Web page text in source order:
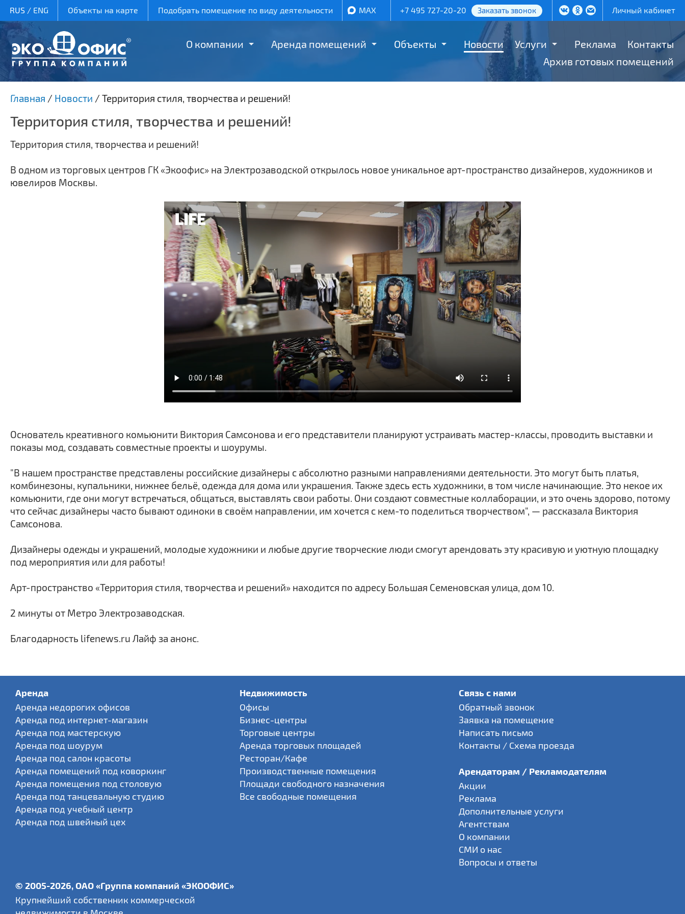
RUS/ ENG Объекты на карте Подобрать помещение по виду деятельности MAX +7 495 727-20-20 Заказать звонок Личный кабинет
О компании Аренда помещений Объекты Новости Услуги Реклама
Контакты
Архив готовых помещений
Главная / Новости / Территория стиля, творчества и решений!
Территория стиля, творчества и решений!
Территория стиля, творчества и решений!
В одном из торговых центров ГК «Экоофис» на Электрозаводской открылось новое уникальное арт-пространство дизайнеров, художников и
ювелиров Москвы.
Основатель креативного комьюнити Виктория Самсонова и его представители планируют устраивать мастер-классы, проводить выставки и
показы мод, создавать совместные проекты и шоурумы.
"В нашем пространстве представлены российские дизайнеры с абсолютно разными направлениями деятельности. Это могут быть платья,
комбинезоны, купальники, нижнее бельё, одежда для дома или украшения. Также здесь есть художники, в том числе начинающие. Это некое их
комьюнити, где они могут встречаться, общаться, выставлять свои работы. Они создают совместные коллаборации, и это очень здорово, потому
что сейчас дизайнеры часто бывают одиноки в своём направлении, им хочется с кем-то поделиться творчеством", — рассказала Виктория
Самсонова.
Дизайнеры одежды и украшений, молодые художники и любые другие творческие люди смогут арендовать эту красивую и уютную площадку
под мероприятия или для работы!
Арт-пространство «Территория стиля, творчества и решений» находится по адресу Большая Семеновская улица, дом 10.
2 минуты от Метро Электрозаводская.
Благодарность lifenews.ru Лайф за анонс.
Аренда
Аренда недорогих офисов
Аренда под интернет-магазин
Аренда под мастерскую
Аренда под шоурум
Аренда под салон красоты
Аренда помещений под коворкинг
Аренда помещения под столовую
Аренда под танцевальную студию
Аренда под учебный центр
Аренда под швейный цех
Недвижимость
Офисы
Бизнес-центры
Торговые центры
Аренда торговых площадей
Ресторан/Кафе
Производственные помещения
Площади свободного назначения
Все свободные помещения
Связь с нами
Обратный звонок
Заявка на помещение
Написать письмо
Контакты / Схема проезда
Арендаторам / Рекламодателям
Акции
Реклама
Дополнительные услуги
Агентствам
О компании
СМИ о нас
Вопросы и ответы
© 2005-2026, ОАО «Группа компаний «ЭКООФИС»
Крупнейший собственник коммерческой